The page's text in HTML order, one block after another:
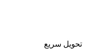
تحویل سریع